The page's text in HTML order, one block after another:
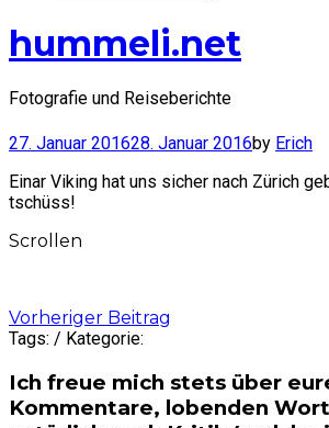
hummeli.net
Fotografie und Reiseberichte
27. Januar 201628. Januar 2016by Erich
Einar Viking hat uns sicher nach Zürich
tschüss!
Scrollen
Post
navigation
Vorheriger Beitrag
Tags: / Kategorie:
Ich freue mich stets über
Kommentare, lobenden